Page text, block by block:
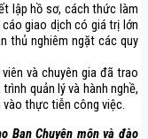
lập hồ sơ, cách thức làm
giao dịch có giá trị lớn
thủ nghiêm ngặt các quy
và chuyên gia đã trao
quản lý và hành nghề,
vào thực tiễn công việc.
Ban Chuyên môn và đào